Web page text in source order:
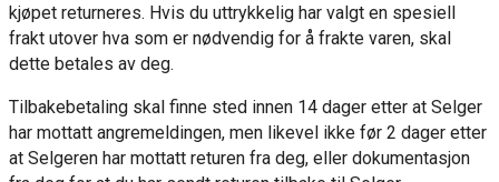
kjøpet returneres. Hvis du uttrykkelig har valgt en spesiell
frakt utover hva som er nødvendig for å frakte varen, skal
dette betales av deg.
Tilbakebetaling skal finne sted innen 14 dager etter at Selger
har mottatt angremeldingen, men likevel ikke før 2 dager etter
at Selgeren har mottatt returen fra deg, eller dokumentasjon